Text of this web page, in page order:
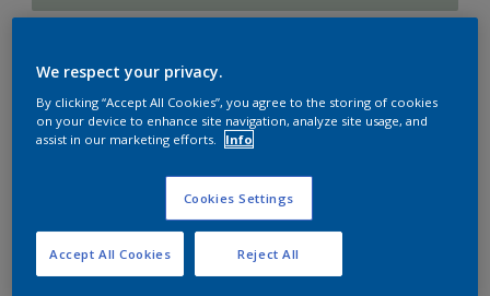
5L
Quantité Calculateur de peinture
We respect your privacy.
By clicking “Accept All Cookies”, you agree to the storing of cookies
on your device to enhance site navigation, analyze site usage, and
assist in our marketing efforts.
Info
Cookies Settings
Reject All
Accept All Cookies